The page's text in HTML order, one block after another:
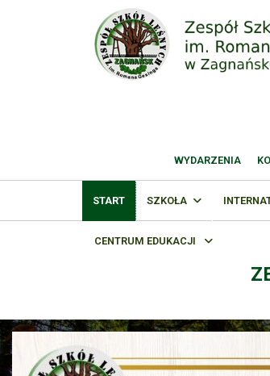
WYDARZENIA
START SZKOŁA
CENTRUM EDUKACJI